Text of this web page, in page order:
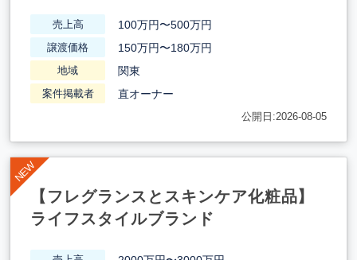
売上高 100万円〜500万円
譲渡価格 150万円〜180万円
地域 関東
案件掲載者 直オーナー
公開日:2026-08-05
【フレグランスとスキンケア化粧品】
ライフスタイルブランド